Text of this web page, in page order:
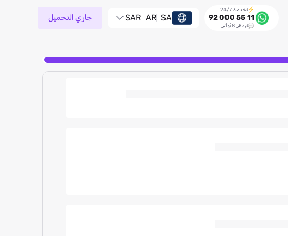
نخدمك 24/7
92 000 55 11
نرد في 8 ثواني
SA
AR
SAR جاري التحميل